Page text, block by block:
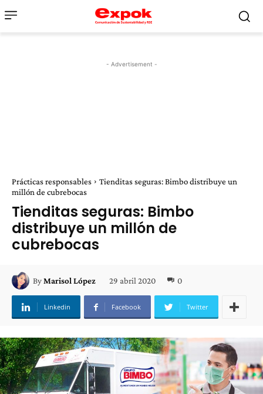
- Advertisement -
Prácticas responsables
Tienditas seguras: Bimbo distribuye un
millón de cubrebocas
Tienditas seguras: Bimbo
distribuye un millón de
cubrebocas
ByMarisol López 29 abril 2020 0
Linkedin Facebook Twitter